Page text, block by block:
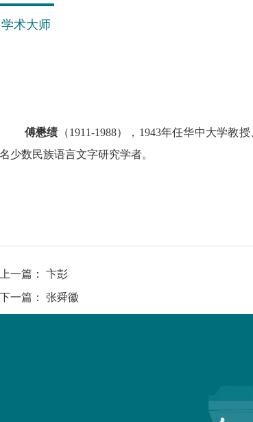
学术大师
傅懋绩（1911-1988），1943年任华中大学教
名少数民族语言文字研究学者。
上一篇： 卞彭
下一篇： 张舜徽